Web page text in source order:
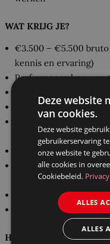
WAT KRIJG JE?
€3.500 – €5.500
kennis en ervaring)
Performance
40-urige werkweek
25 vakantiedagen
(non-)legal trainingen
NS Business Card of
20% korting op alle
aangesloten bij Urban
Dagelijks een gratis
iPhone en laptop
HEBBEN WE JE
Deze website
van cookies.
Deze website
gebruikerservaring
onze website te
alle cookies in
Cookiebeleid.
ALLES
ALLES